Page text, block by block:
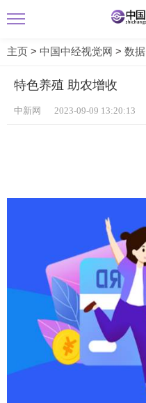
主页 > 中国中经视觉网 > 数据
特色养殖 助农增收
中新网 2023-09-09 13:20:13